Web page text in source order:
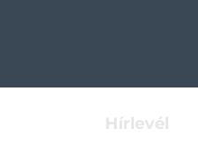
Hírlevél